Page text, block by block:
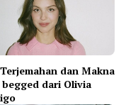
dan Makna
begged dari Olivia